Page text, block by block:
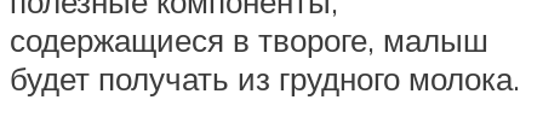
содержащиеся в твороге, малыш
будет получать из грудного молока.